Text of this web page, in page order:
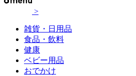
>
雑貨・日用品
食品・飲料
健康
ベビー用品
おでかけ